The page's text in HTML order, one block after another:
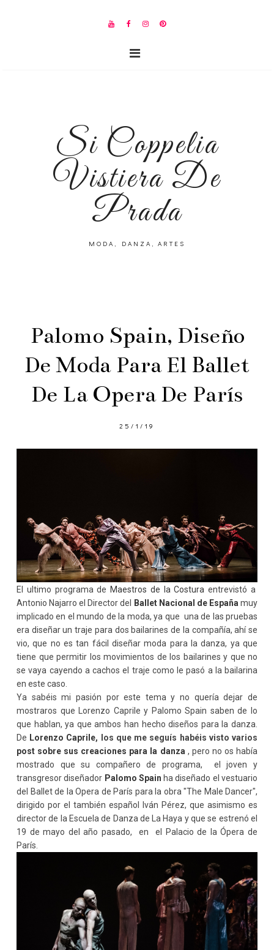
Si Coppelia
Vistiera De
Prada
MODA, DANZA, ARTES
Palomo Spain, Diseño
De Moda Para El Ballet
De La Opera De París
25/1/19
El ultimo programa deMaestros de la Costuraentrevistó a
Antonio Najarro el Director del Ballet Nacional de Españamuy
implicado en el mundo de la moda, ya que una de las pruebas
era diseñar un traje para dos bailarines de la compañía, ahí se
vio, que no es tan fácil diseñar moda para la danza, ya que
tiene que permitir los movimientos de los bailarines y que no
se vaya cayendo a cachos el traje como le pasó a la bailarina
en este caso.
Ya sabéis mi pasión por este tema y no quería dejar de
mostraros que Lorenzo Caprile y Palomo Spain saben de lo
que hablan, ya que ambos han hecho diseños para la danza.
De Lorenzo Caprile, los que me seguís habéis visto varios
post sobre sus creaciones para la danza , pero no os había
mostrado que su compañero de programa, el joven y
transgresor diseñador Palomo Spain ha diseñado el vestuario
del Ballet de la Opera de París para la obra "The Male Dancer",
dirigido por el también español Iván Pérez, que asimismo es
director de la Escuela de Danza de La Haya y que se estrenó el
19 de mayo del año pasado, en
el Palacio de la Ópera de
París.